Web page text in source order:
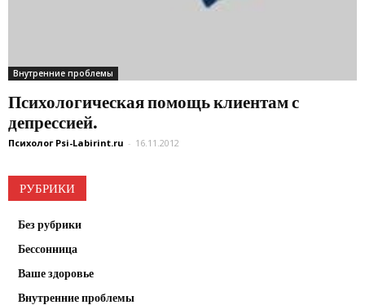
Внутренние проблемы
Психологическая помощь клиентам с
депрессией.
Психолог Psi-Labirint.ru - 16.11.2012
РУБРИКИ
Без рубрики
Бессонница
Ваше здоровье
Внутренние проблемы